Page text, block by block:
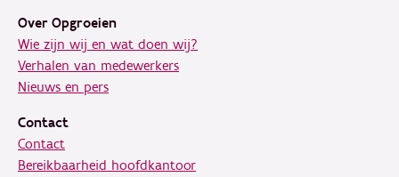
Over Opgroeien
Wie zijn wij en wat doen wij?
Verhalen van medewerkers
Nieuws en pers
Contact
Contact
Bereikbaarheid hoofdkantoor